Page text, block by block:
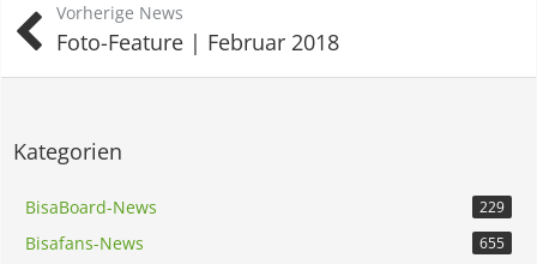
Vorherige News
Foto-Feature | Februar 2018
Kategorien
BisaBoard-News 229
Bisafans-News 655